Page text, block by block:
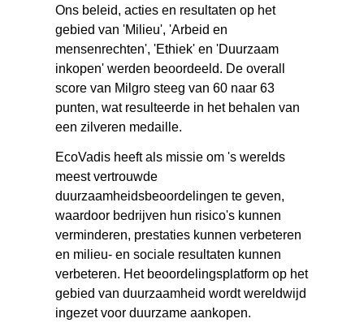
Ons beleid, acties en resultaten op het
gebied van 'Milieu', 'Arbeid en
mensenrechten', 'Ethiek' en 'Duurzaam
inkopen' werden beoordeeld. De overall
score van Milgro steeg van 60 naar 63
punten, wat resulteerde in het behalen van
een zilveren medaille.
EcoVadis heeft als missie om 's werelds
meest vertrouwde
duurzaamheidsbeoordelingen te geven,
waardoor bedrijven hun risico's kunnen
verminderen, prestaties kunnen verbeteren
en milieu- en sociale resultaten kunnen
verbeteren. Het beoordelingsplatform op het
gebied van duurzaamheid wordt wereldwijd
ingezet voor duurzame aankopen.